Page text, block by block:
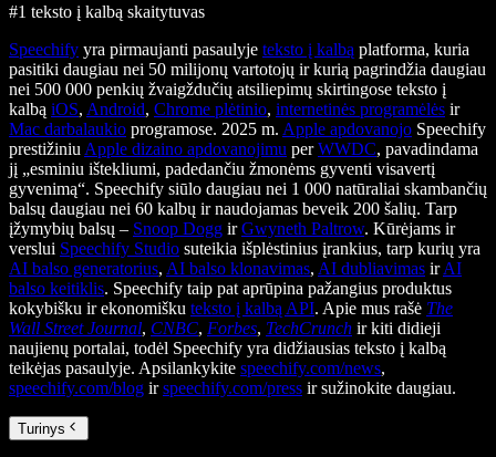
#1 teksto į kalbą skaitytuvas
Speechify yra pirmaujanti pasaulyje teksto į kalbą platforma, kuria
pasitiki daugiau nei 50 milijonų vartotojų ir kurią pagrindžia daugiau
nei 500 000 penkių žvaigždučių atsiliepimų skirtingose teksto į
kalbą iOS, Android, Chrome plėtinio, internetinės programėlės ir
Mac darbalaukio programose. 2025 m. Apple apdovanojo Speechify
prestižiniu Apple dizaino apdovanojimu perWWDC, pavadindama
jį „esminiu ištekliumi, padedančiu žmonėms gyventi visavertį
gyvenimą“. Speechify siūlo daugiau nei 1 000 natūraliai skambančių
balsų daugiau nei 60 kalbų ir naudojamas beveik 200 šalių. Tarp
įžymybių balsų – Snoop Dogg irGwyneth Paltrow. Kūrėjams ir
verslui Speechify Studio suteikia išplėstinius įrankius, tarp kurių yra
AI balso generatorius, AI balso klonavimas, AI dubliavimas irAI
balso keitiklis. Speechify taip pat aprūpina pažangius produktus
kokybišku ir ekonomišku teksto į kalbą API. Apie mus rašė The
Wall Street Journal, CNBC, Forbes, TechCrunch ir kiti didieji
naujienų portalai, todėl Speechify yra didžiausias teksto į kalbą
teikėjas pasaulyje. Apsilankykite speechify.com/news,
speechify.com/blog irspeechify.com/press ir sužinokite daugiau.
Turinys